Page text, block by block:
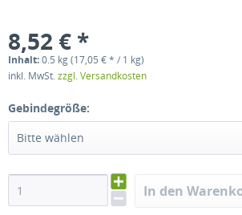
8,52 € *
Inhalt:0.5 kg (17,05 € * / 1 kg)
inkl. MwSt.zzgl. Versandkosten
Gebindegröße:
Bitte wählen
In den